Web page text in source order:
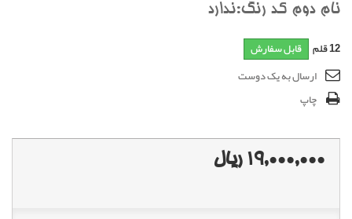
نام دوم کد رنگ:ندارد
12قلم قابل سفارش
ارسال به یک دوست
چاپ
19,000,000 ریال